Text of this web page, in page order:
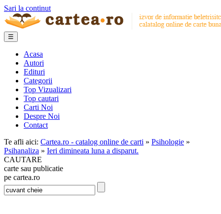
Sari la continut
☰
Acasa
Autori
Edituri
Categorii
Top Vizualizari
Top cautari
Carti Noi
Despre Noi
Contact
Te afli aici: Cartea.ro - catalog online de carti » Psihologie »
Psihanaliza » Ieri dimineata luna a disparut.
CAUTARE
carte sau publicatie
pe cartea.ro